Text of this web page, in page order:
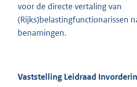
voor de directe vertaling van
(Rijks)belastingfunctionarissen
benamingen.
Vaststelling Leidraad